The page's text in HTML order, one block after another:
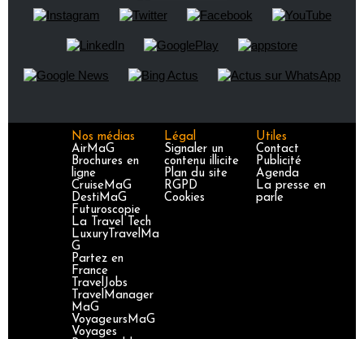
Nos médias
AirMaG
Brochures en
ligne
CruiseMaG
DestiMaG
Futuroscopie
La Travel Tech
LuxuryTravelMa
G
Partez en
France
TravelJobs
TravelManager
MaG
VoyageursMaG
Voyages
Légal
Signaler un
contenu illicite
Plan du site
RGPD
Cookies
Utiles
Contact
Publicité
Agenda
La presse en
parle